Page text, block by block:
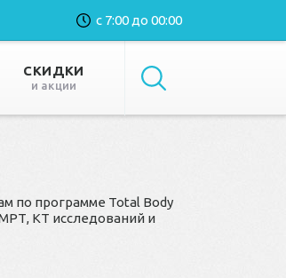
с 7:00 до 00:00
СКИДКИ
и акции
по программе Total Body
КТ исследований и